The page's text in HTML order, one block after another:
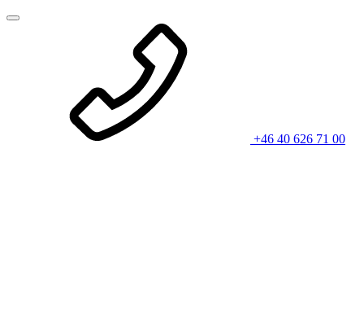
+46 40 626 71 00